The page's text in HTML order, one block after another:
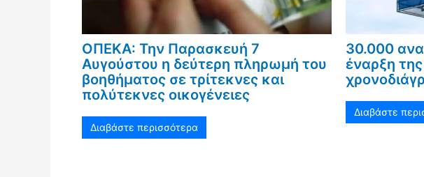
ΟΠΕΚΑ: Την Παρασκευή 7
Αυγούστου η δεύτερη πληρωμή του
βοηθήματος σε τρίτεκνες και
πολύτεκνες οικογένειες
Διαβάστε περισσότερα
30.000
έναρξη
Διαβάστε